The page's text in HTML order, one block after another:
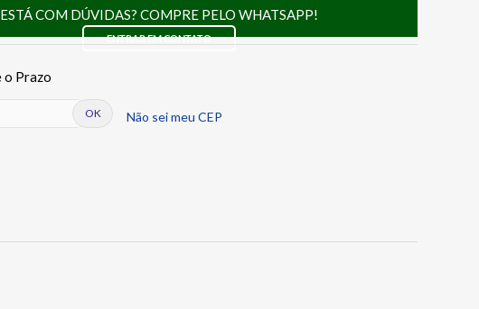
ESTÁ COM DÚVIDAS? COMPRE PELO WHATSAPP!
ENTRAR EM CONTATO
Não sei meu CEP